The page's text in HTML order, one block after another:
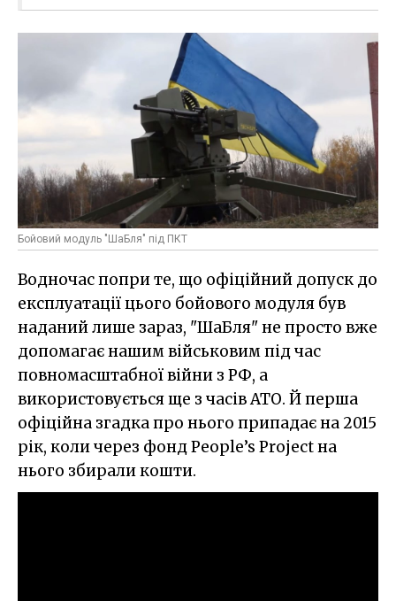
Бойовий модуль "ШаБля" під ПКТ
Водночас попри те, що офіційний допуск до
експлуатації цього бойового модуля був
наданий лише зараз, "ШаБля" не просто вже
допомагає нашим військовим під час
повномасштабної війни з РФ, а
використовується ще з часів АТО. Й перша
офіційна згадка про нього припадає на 2015
рік, коли через фонд People’s Project на
нього збирали кошти.